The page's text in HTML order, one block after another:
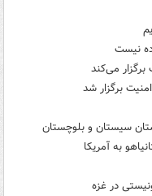
نیست
می‌کند
سیستان و بلوچستان
به آمریکا